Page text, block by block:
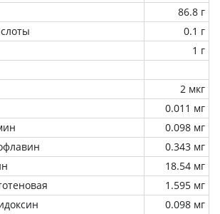
86.8 г
0.1 г
1 г
2 мкг
0.011 мг
0.098 мг
0.343 мг
18.54 мг
1.595 мг
0.098 мг